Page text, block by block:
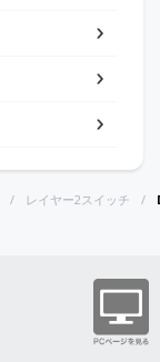
レイヤー2スイッチ